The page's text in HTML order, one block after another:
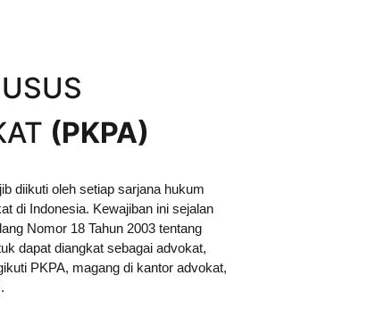
(PKPA)
diikuti oleh setiap sarjana hukum
di Indonesia. Kewajiban ini sejalan
Nomor 18 Tahun 2003 tentang
dapat diangkat sebagai advokat,
PKPA, magang di kantor advokat,